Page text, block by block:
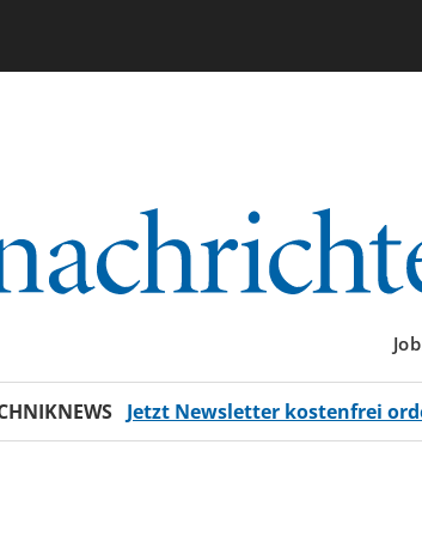
Jetzt Newsletter kostenfrei